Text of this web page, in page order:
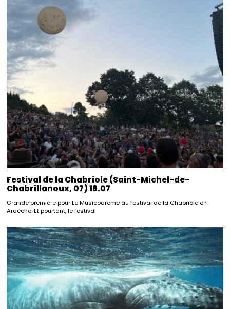
Festival de la Chabriole (Saint-Michel-de-
Chabrillanoux, 07) 18.07
Grande première pour Le Musicodrome au festival de la Chabriole en
Ardèche. Et pourtant, le festival